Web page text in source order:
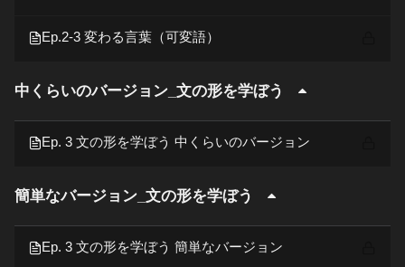
Ep.2-3 変わる言葉（可変語）
中くらいのバージョン_文の形を学ぼう
Ep. 3 文の形を学ぼう 中くらいのバージョン
簡単なバージョン_文の形を学ぼう
Ep. 3 文の形を学ぼう 簡単なバージョン